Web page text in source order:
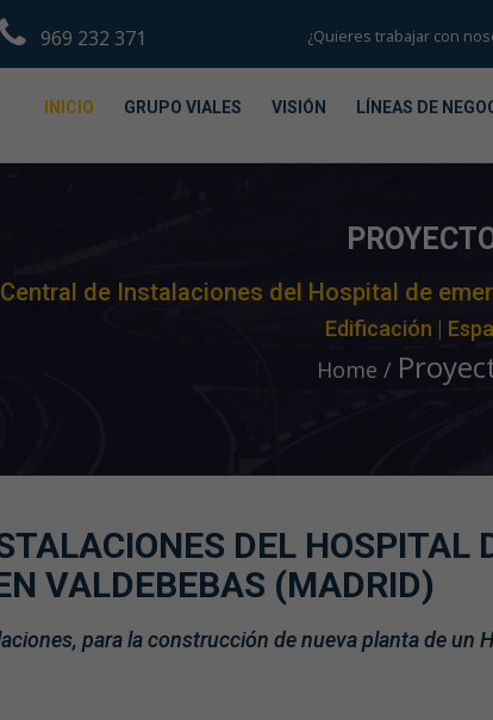
969 232 371 ¿Quieres trabajar con
INICIO GRUPO VIALES VISIÓN LÍNEAS DE
Central de Instalaciones del Hospital de
Edificación |
Home
DEL HOSPITAL
VALDEBEBAS (MADRID)
para la construcción de nueva planta de un